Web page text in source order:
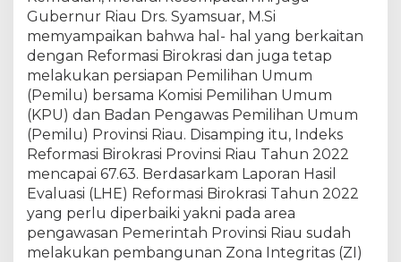
i
I
D
P
R
R
I
d
e
g
a
n
P
Gubernur Riau Drs. Syamsuar, M.Si
memyampaikan bahwa hal- hal yang berkaitan
dengan Reformasi Birokrasi dan juga tetap
melakukan persiapan Pemilihan Umum
(Pemilu) bersama Komisi Pemilihan Umum
(KPU) dan Badan Pengawas Pemilihan Umum
(Pemilu) Provinsi Riau. Disamping itu, Indeks
Reformasi Birokrasi Provinsi Riau Tahun 2022
mencapai 67.63. Berdasarkam Laporan Hasil
Evaluasi (LHE) Reformasi Birokrasi Tahun 2022
yang perlu diperbaiki yakni pada area
pengawasan Pemerintah Provinsi Riau sudah
melakukan pembangunan Zona Integritas (ZI)